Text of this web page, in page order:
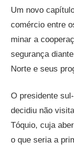
Um novo
comércio entre
minar a
segurança
Norte e seus
O presidente
decidiu não
Tóquio, cuja
o que seria a